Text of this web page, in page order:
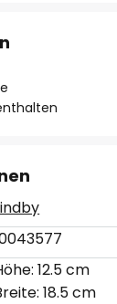
12.5 cm
18.5 cm